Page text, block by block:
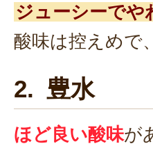
ジューシーでや
酸味は控えめで、
2. 豊水
ほど良い酸味が